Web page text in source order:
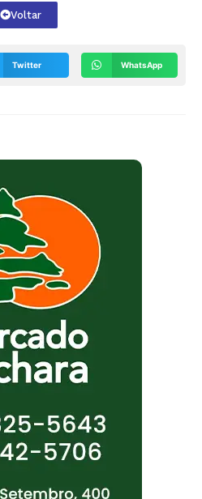
Voltar
Twitter WhatsApp